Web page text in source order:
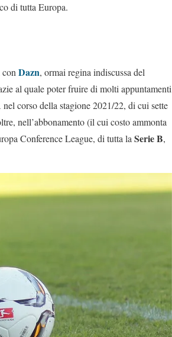
di tutta Europa.
conDazn, ormai regina indiscussa del
al quale poter fruire di molti appuntamenti
nel corso della stagione 2021/22, di cui sette
nell’abbonamento (il cui costo ammonta
Conference League, di tutta laSerie B,